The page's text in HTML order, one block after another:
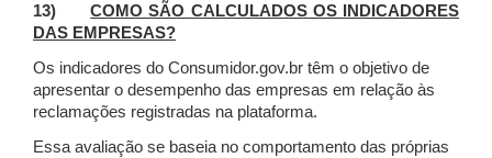
13)COMO SÃO CALCULADOS OS INDICADORES
DAS EMPRESAS?
Os indicadores do Consumidor.gov.br têm o objetivo de
apresentar o desempenho das empresas em relação às
reclamações registradas na plataforma.
Essa avaliação se baseia no comportamento das próprias